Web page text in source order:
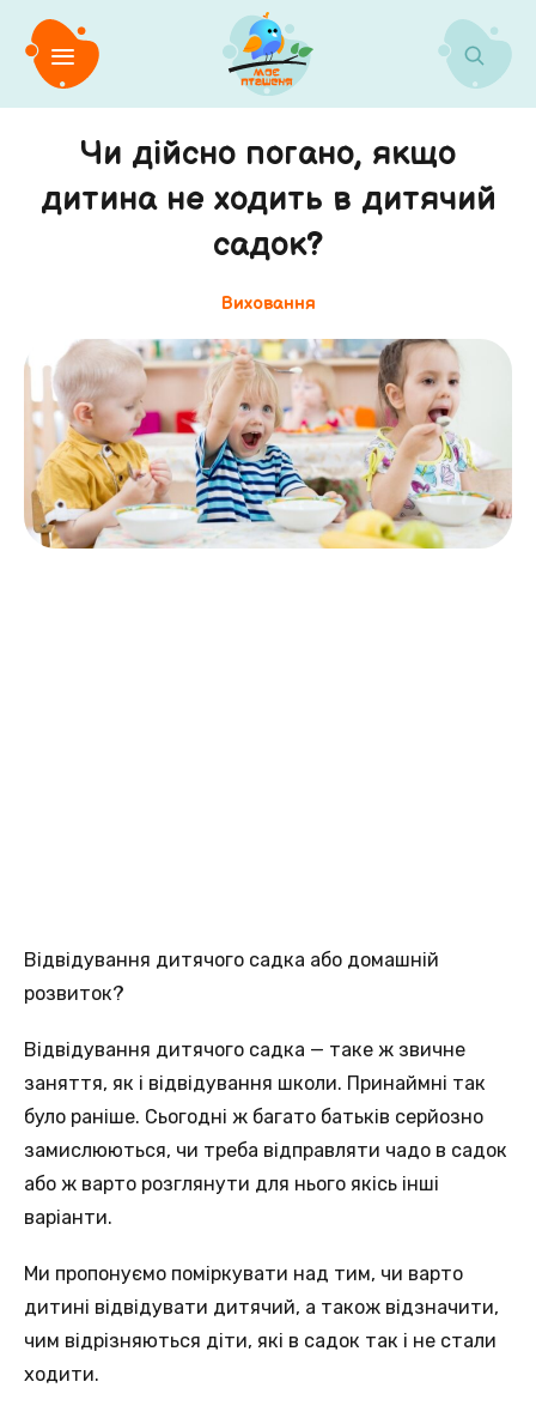
Чи дійсно погано, якщо
дитина не ходить в дитячий
садок?
Виховання
Відвідування дитячого садка або домашній
розвиток?
Відвідування дитячого садка — таке ж звичне
заняття, як і відвідування школи. Принаймні так
було раніше. Сьогодні ж багато батьків серйозно
замислюються, чи треба відправляти чадо в садок
або ж варто розглянути для нього якісь інші
варіанти.
Ми пропонуємо поміркувати над тим, чи варто
дитині відвідувати дитячий, а також відзначити,
чим відрізняються діти, які в садок так і не стали
ходити.